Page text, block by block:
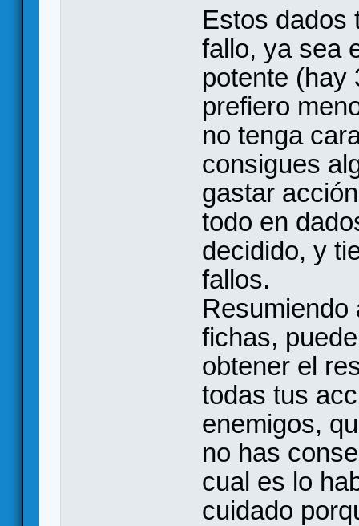
Estos dados
fallo, ya sea
potente (hay
prefiero
no tenga
consigues
gastar
todo en
decidido, y
fallos.
fichas,
obtener el
todas tus
enemigos,
no has
cual es lo
cuidado